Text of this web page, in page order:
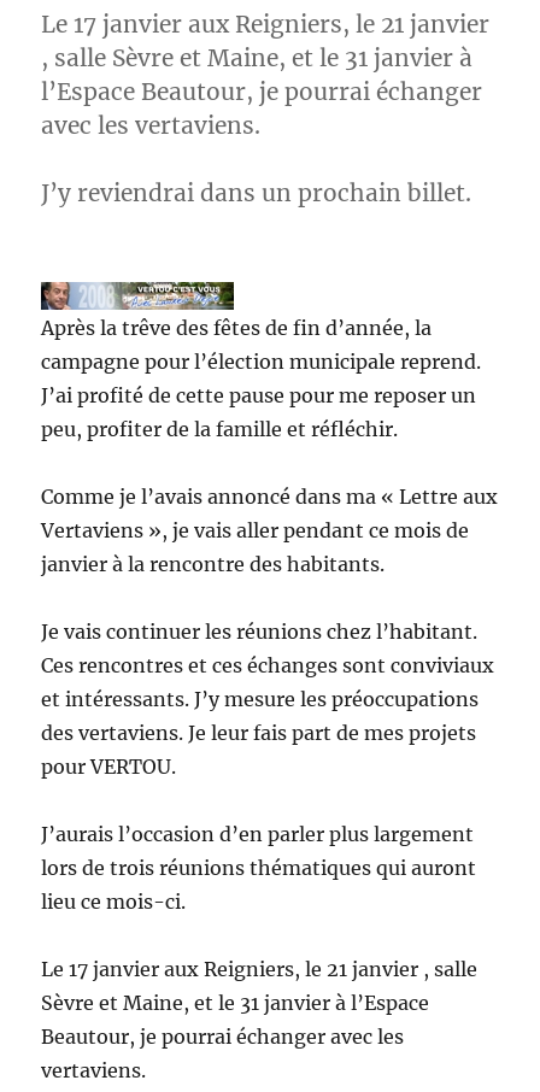
Le 17 janvier aux Reigniers, le 21 janvier
, salle Sèvre et Maine, et le 31 janvier à
l’Espace Beautour, je pourrai échanger
avec les vertaviens.
J’y reviendrai dans un prochain billet.
Après la trêve des fêtes de fin d’année, la
campagne pour l’élection municipale reprend.
J’ai profité de cette pause pour me reposer un
peu, profiter de la famille et réfléchir.
Comme je l’avais annoncé dans ma « Lettre aux
Vertaviens », je vais aller pendant ce mois de
janvier à la rencontre des habitants.
Je vais continuer les réunions chez l’habitant.
Ces rencontres et ces échanges sont conviviaux
et intéressants. J’y mesure les préoccupations
des vertaviens. Je leur fais part de mes projets
pour VERTOU.
J’aurais l’occasion d’en parler plus largement
lors de trois réunions thématiques qui auront
lieu ce mois-ci.
Le 17 janvier aux Reigniers, le 21 janvier , salle
Sèvre et Maine, et le 31 janvier à l’Espace
Beautour, je pourrai échanger avec les
vertaviens.